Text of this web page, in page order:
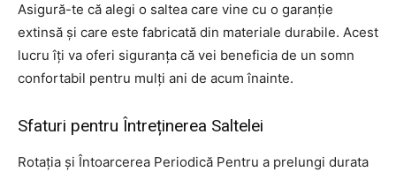
Asigură-te că alegi o saltea care vine cu o garanție
extinsă și care este fabricată din materiale durabile. Acest
lucru îți va oferi siguranța că vei beneficia de un somn
confortabil pentru mulți ani de acum înainte.
Sfaturi pentru Întreținerea Saltelei
Rotația și Întoarcerea Periodică Pentru a prelungi durata